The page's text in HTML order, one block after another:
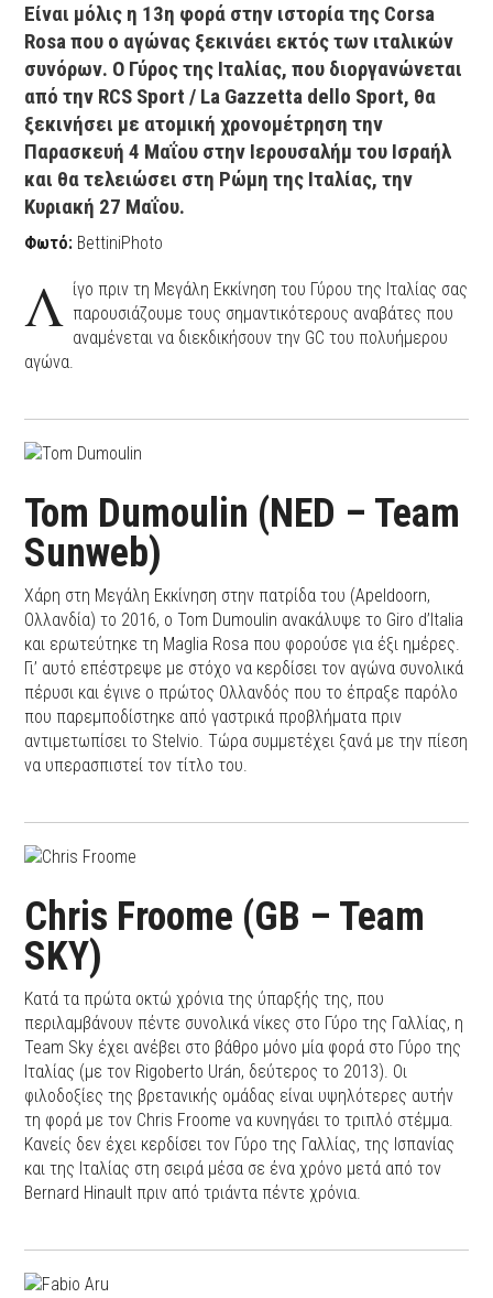
Είναι μόλις η 13η φορά στην ιστορία της Corsa
Rosa που ο αγώνας ξεκινάει εκτός των ιταλικών
συνόρων. Ο Γύρος της Ιταλίας, που διοργανώνεται
από την RCS Sport / La Gazzetta dello Sport, θα
ξεκινήσει με ατομική χρονομέτρηση την
Παρασκευή 4 Μαΐου στην Ιερουσαλήμ του Ισραήλ
και θα τελειώσει στη Ρώμη της Ιταλίας, την
Κυριακή 27 Μαΐου.
Φωτό: BettiniPhoto
Λ ίγο πριν τη Μεγάλη Εκκίνηση του Γύρου της Ιταλίας σας
παρουσιάζουμε τους σημαντικότερους αναβάτες που
αναμένεται να διεκδικήσουν την GC του πολυήμερου
αγώνα.
Tom Dumoulin (NED – Team
Sunweb)
Χάρη στη Μεγάλη Εκκίνηση στην πατρίδα του (Apeldoorn,
Ολλανδία) το 2016, ο Tom Dumoulin ανακάλυψε το Giro d’Italia
και ερωτεύτηκε τη Maglia Rosa που φορούσε για έξι ημέρες.
Γι’ αυτό επέστρεψε με στόχο να κερδίσει τον αγώνα συνολικά
πέρυσι και έγινε ο πρώτος Ολλανδός που το έπραξε παρόλο
που παρεμποδίστηκε από γαστρικά προβλήματα πριν
αντιμετωπίσει το Stelvio. Τώρα συμμετέχει ξανά με την πίεση
να υπερασπιστεί τον τίτλο του.
Chris Froome (GB – Team
SKY)
Κατά τα πρώτα οκτώ χρόνια της ύπαρξής της, που
περιλαμβάνουν πέντε συνολικά νίκες στο Γύρο της Γαλλίας, η
Team Sky έχει ανέβει στο βάθρο μόνο μία φορά στο Γύρο της
Ιταλίας (με τον Rigoberto Urán, δεύτερος το 2013). Οι
φιλοδοξίες της βρετανικής ομάδας είναι υψηλότερες αυτήν
τη φορά με τον Chris Froome να κυνηγάει το τριπλό στέμμα.
Κανείς δεν έχει κερδίσει τον Γύρο της Γαλλίας, της Ισπανίας
και της Ιταλίας στη σειρά μέσα σε ένα χρόνο μετά από τον
Bernard Hinault πριν από τριάντα πέντε χρόνια.